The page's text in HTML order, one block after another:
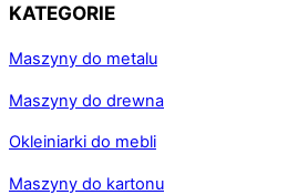
KATEGORIE
Maszyny do metalu
Maszyny do drewna
Okleiniarki do mebli
Maszyny do kartonu